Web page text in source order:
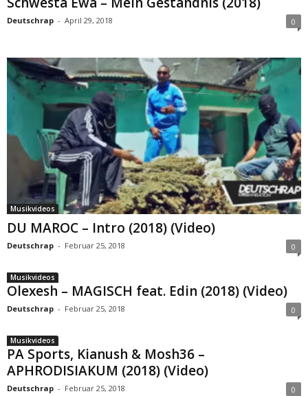
Deutschrap - April 29, 2018 0
Musikvideos
DU MAROC – Intro (2018) (Video)
Deutschrap - Februar 25, 2018 0
Musikvideos
Olexesh – MAGISCH feat. Edin (2018) (Video)
Deutschrap - Februar 25, 2018 0
Musikvideos
PA Sports, Kianush & Mosh36 –
APHRODISIAKUM (2018) (Video)
Deutschrap - Februar 25, 2018 0